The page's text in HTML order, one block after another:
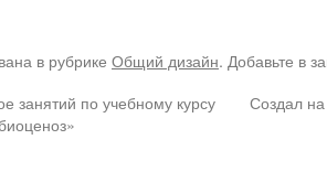
в рубрике Общий дизайн. Добавьте в
занятий по учебному курсу
Создал